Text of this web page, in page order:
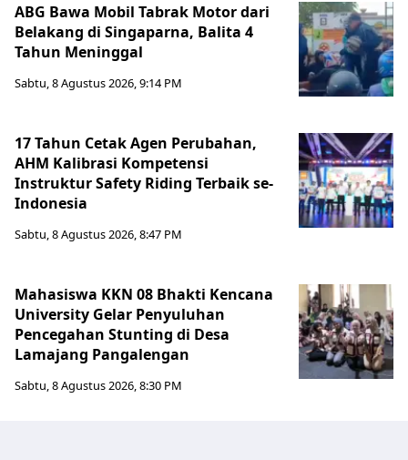
ABG Bawa Mobil Tabrak Motor dari
Belakang di Singaparna, Balita 4
Tahun Meninggal
Sabtu, 8 Agustus 2026, 9:14 PM
17 Tahun Cetak Agen Perubahan,
AHM Kalibrasi Kompetensi
Instruktur Safety Riding Terbaik se-
Indonesia
Sabtu, 8 Agustus 2026, 8:47 PM
Mahasiswa KKN 08 Bhakti Kencana
University Gelar Penyuluhan
Pencegahan Stunting di Desa
Lamajang Pangalengan
Sabtu, 8 Agustus 2026, 8:30 PM